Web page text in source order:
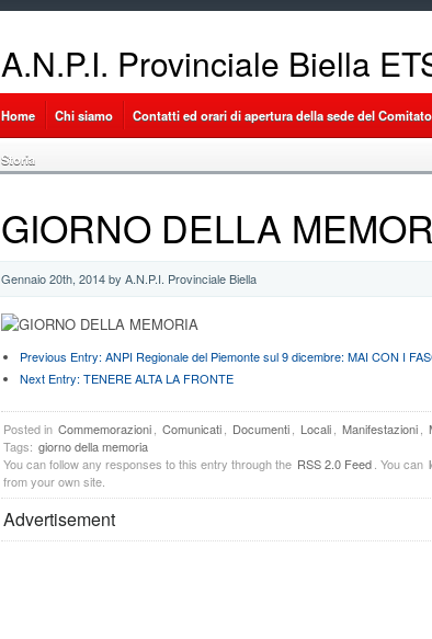
A.N.P.I. Provinciale Biella
Home Chi siamo Contatti ed orari di apertura della sede del
Storia
GIORNO DELLA
Gennaio 20th, 2014 by A.N.P.I. Provinciale Biella
Previous Entry: ANPI Regionale del Piemonte sul 9 dicembre: MAI CON I
Next Entry: TENERE ALTA LA FRONTE
Posted in Commemorazioni Comunicati Documenti Locali Manifestazioni
Tags: giorno della memoria
You can follow any responses to this entry through the RSS 2.0 Feed . You can
from your own site.
Advertisement